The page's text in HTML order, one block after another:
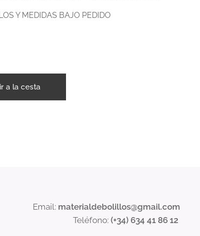
Y MEDIDAS BAJO PEDIDO
a la cesta
Email: materialdebolillos@gmail.com
Teléfono: (+34) 634 41 86 12